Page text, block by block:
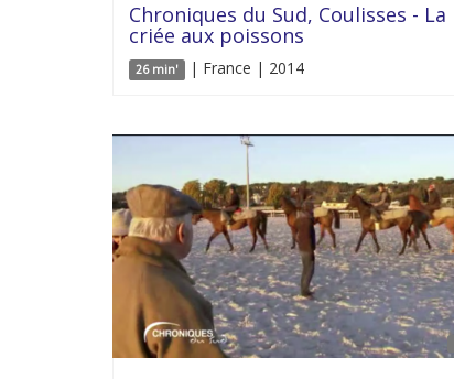
Chroniques du Sud, Coulisses - La
criée aux poissons
26 min' | France | 2014